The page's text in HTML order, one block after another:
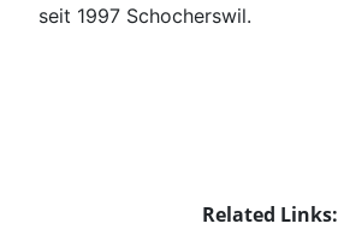
seit 1997 Schocherswil.
Related Links: